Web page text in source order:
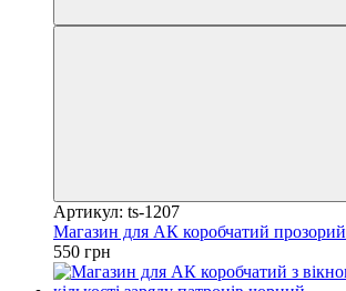
Артикул: ts-1207
Магазин для АК коробчатий прозорий
550 грн